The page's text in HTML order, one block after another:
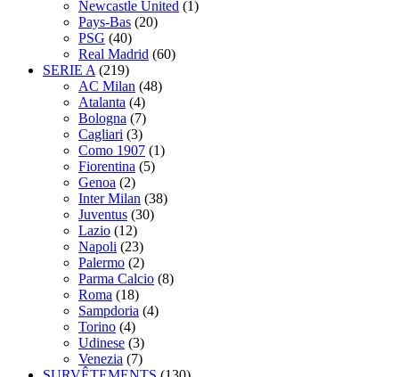
Newcastle United (1)
Pays-Bas (20)
PSG (40)
Real Madrid (60)
SERIE A (219)
AC Milan (48)
Atalanta (4)
Bologna (7)
Cagliari (3)
Como 1907 (1)
Fiorentina (5)
Genoa (2)
Inter Milan (38)
Juventus (30)
Lazio (12)
Napoli (23)
Palermo (2)
Parma Calcio (8)
Roma (18)
Sampdoria (4)
Torino (4)
Udinese (3)
Venezia (7)